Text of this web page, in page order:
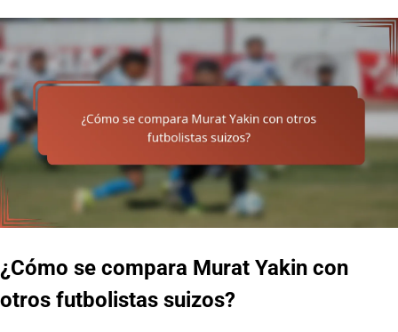
¿Cómo se compara Murat Yakin con
otros futbolistas suizos?